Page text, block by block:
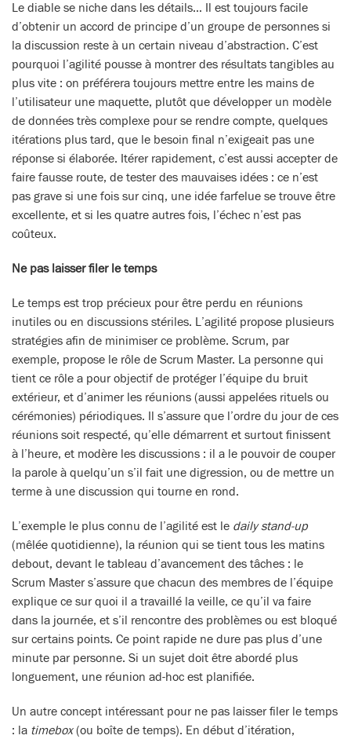
Le diable se niche dans les détails… Il est toujours facile
d’obtenir un accord de principe d’un groupe de personnes si
la discussion reste à un certain niveau d’abstraction. C’est
pourquoi l’agilité pousse à montrer des résultats tangibles au
plus vite : on préférera toujours mettre entre les mains de
l’utilisateur une maquette, plutôt que développer un modèle
de données très complexe pour se rendre compte, quelques
itérations plus tard, que le besoin final n’exigeait pas une
réponse si élaborée. Itérer rapidement, c’est aussi accepter de
faire fausse route, de tester des mauvaises idées : ce n’est
pas grave si une fois sur cinq, une idée farfelue se trouve être
excellente, et si les quatre autres fois, l’échec n’est pas
coûteux.
Ne pas laisser filer le temps
Le temps est trop précieux pour être perdu en réunions
inutiles ou en discussions stériles. L’agilité propose plusieurs
stratégies afin de minimiser ce problème. Scrum, par
exemple, propose le rôle de Scrum Master. La personne qui
tient ce rôle a pour objectif de protéger l’équipe du bruit
extérieur, et d’animer les réunions (aussi appelées rituels ou
cérémonies) périodiques. Il s’assure que l’ordre du jour de ces
réunions soit respecté, qu’elle démarrent et surtout finissent
à l’heure, et modère les discussions : il a le pouvoir de couper
la parole à quelqu’un s’il fait une digression, ou de mettre un
terme à une discussion qui tourne en rond.
L’exemple le plus connu de l’agilité est le daily stand-up
(mêlée quotidienne), la réunion qui se tient tous les matins
debout, devant le tableau d’avancement des tâches : le
Scrum Master s’assure que chacun des membres de l’équipe
explique ce sur quoi il a travaillé la veille, ce qu’il va faire
dans la journée, et s’il rencontre des problèmes ou est bloqué
sur certains points. Ce point rapide ne dure pas plus d’une
minute par personne. Si un sujet doit être abordé plus
longuement, une réunion ad-hoc est planifiée.
Un autre concept intéressant pour ne pas laisser filer le temps
: la timebox(ou boîte de temps). En début d’itération,